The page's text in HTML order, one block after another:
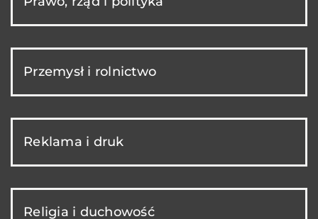
Przemysł i rolnictwo
Reklama i druk
Religia i duchowość